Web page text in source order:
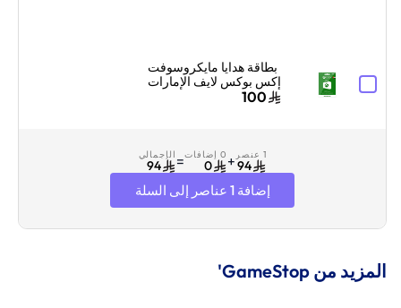
بطاقة هدايا مايكروسوفت
إكس بوكس لايف الإمارات
99 درهم إماراتي إرسال100
1 عنصر
94
+ 0 إضافات
0
= الإجمالي
94
إضافة 1 عناصر إلى السلة
المزيد من GameStop'